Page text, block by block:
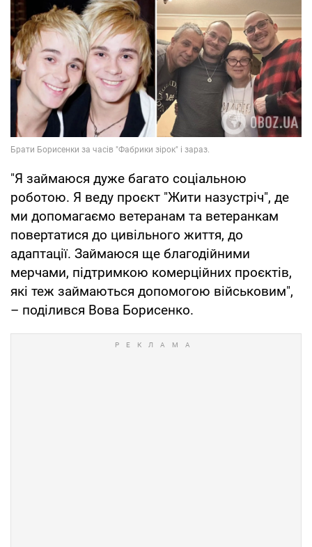
"Я займаюся дуже багато соціальною
роботою. Я веду проєкт "Жити назустріч", де
ми допомагаємо ветеранам та ветеранкам
повертатися до цивільного життя, до
адаптації. Займаюся ще благодійними
мерчами, підтримкою комерційних проєктів,
які теж займаються допомогою військовим",
– поділився Вова Борисенко.